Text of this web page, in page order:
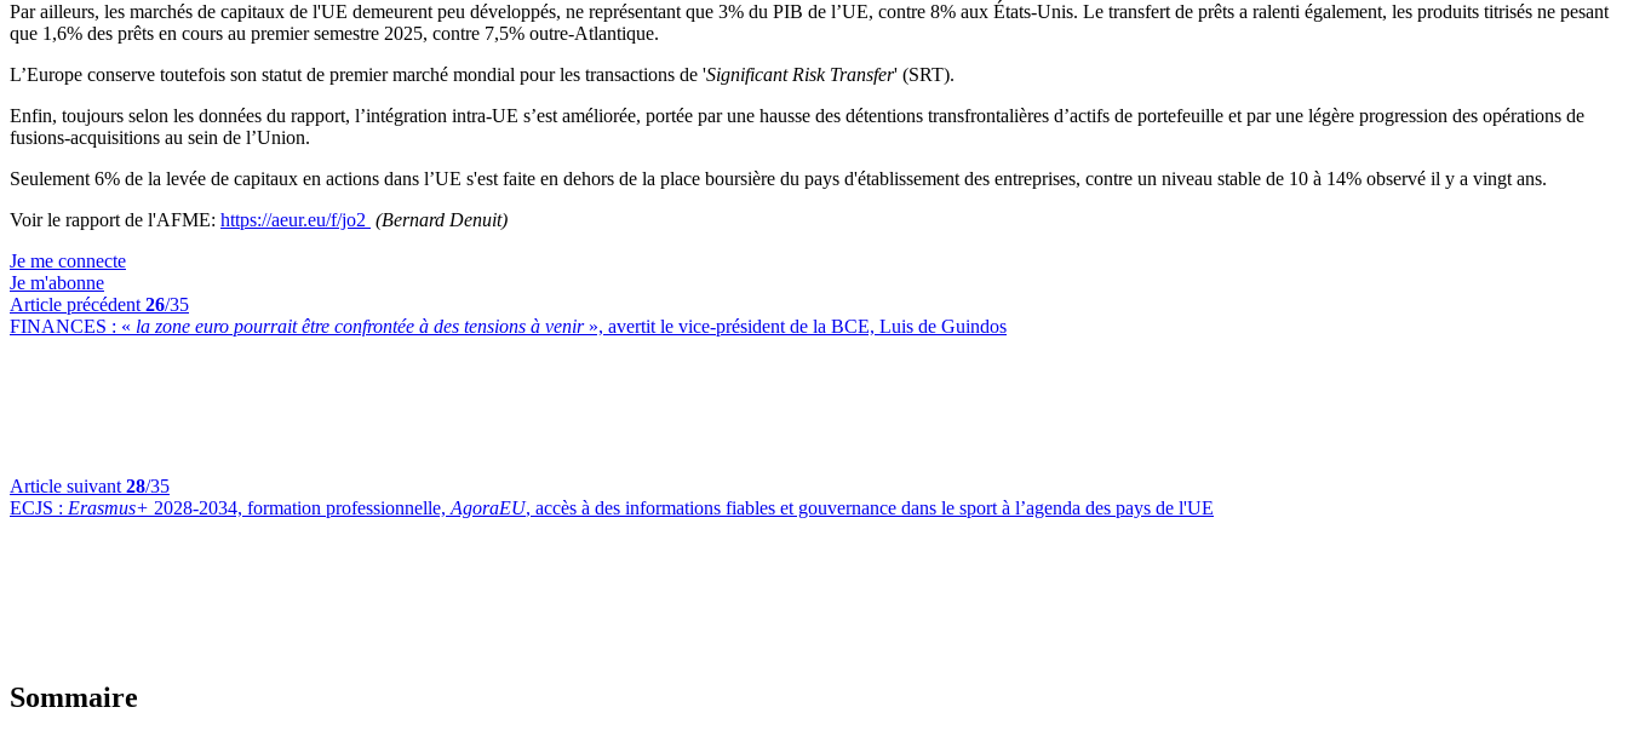
Par ailleurs, les marchés de capitaux de l'UE demeurent peu développés, ne représentant que 3% du PIB de l’UE, contre 8% aux États-Unis. Le transfert de prêts a ralenti également, les produits titrisés ne pesant
que 1,6% des prêts en cours au premier semestre 2025, contre 7,5% outre-Atlantique.
L’Europe conserve toutefois son statut de premier marché mondial pour les transactions de 'Significant Risk Transfer' (SRT).
Enfin, toujours selon les données du rapport, l’intégration intra-UE s’est améliorée, portée par une hausse des détentions transfrontalières d’actifs de portefeuille et par une légère progression des opérations de
fusions-acquisitions au sein de l’Union.
Seulement 6% de la levée de capitaux en actions dans l’UE s'est faite en dehors de la place boursière du pays d'établissement des entreprises, contre un niveau stable de 10 à 14% observé il y a vingt ans.
Voir le rapport de l'AFME: https://aeur.eu/f/jo2 (Bernard Denuit)
Je me connecte
Je m'abonne
Article précédent 26/35
FINANCES : « la zone euro pourrait être confrontée à des tensions à venir », avertit le vice-président de la BCE, Luis de Guindos
Article suivant 28/35
ECJS : Erasmus+ 2028-2034, formation professionnelle, AgoraEU, accès à des informations fiables et gouvernance dans le sport à l’agenda des pays de l'UE
Sommaire